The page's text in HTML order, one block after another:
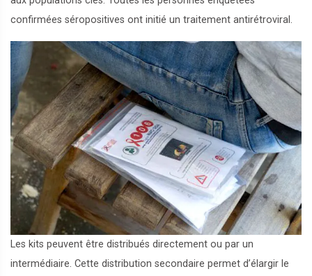
confirmées séropositives ont initié un traitement antirétroviral.
Les kits peuvent être distribués directement ou par un
intermédiaire. Cette distribution secondaire permet d’élargir le